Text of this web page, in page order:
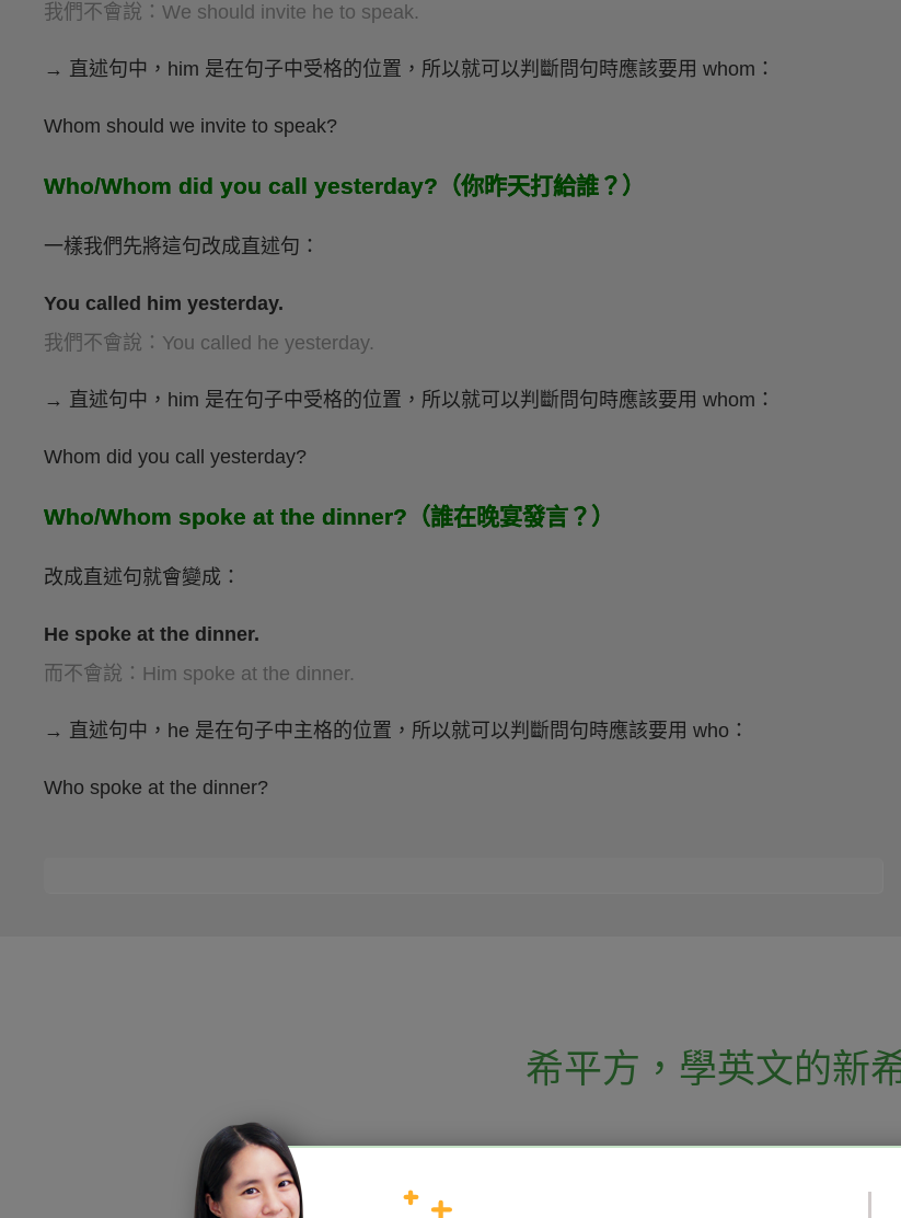
我們不會說：We should invite he to speak.
→ 直述句中，him 是在句子中受格的位置，所以就可以判斷問句時應該要用 whom：
Whom should we invite to speak?
Who/Whom did you call yesterday?（你昨天打給誰？）
一樣我們先將這句改成直述句：
You called him yesterday.
我們不會說：You called he yesterday.
→ 直述句中，him 是在句子中受格的位置，所以就可以判斷問句時應該要用 whom：
Whom did you call yesterday?
Who/Whom spoke at the dinner?（誰在晚宴發言？）
改成直述句就會變成：
He spoke at the dinner.
而不會說：Him spoke at the dinner.
→ 直述句中，he 是在句子中主格的位置，所以就可以判斷問句時應該要用 who：
Who spoke at the dinner?
希平方 ， 學英文的新